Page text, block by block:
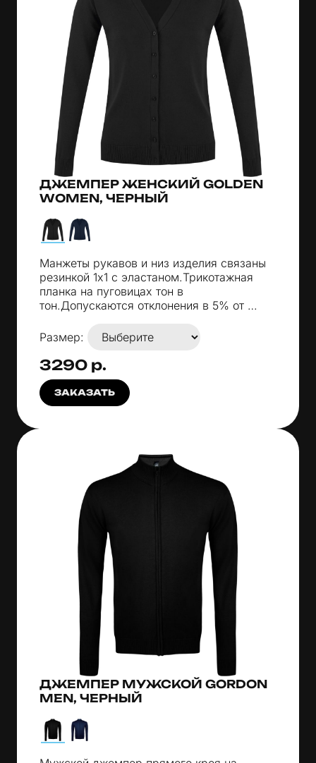
ДЖЕМПЕР ЖЕНСКИЙ GOLDEN
WOMEN, ЧЕРНЫЙ
Манжеты рукавов и низ изделия связаны
резинкой 1х1 с эластаном.Трикотажная
планка на пуговицах тон в
тон.Допускаются отклонения в 5% от …
Размер:
3290 р.
ЗАКАЗАТЬ
ДЖЕМПЕР МУЖСКОЙ GORDON
MEN, ЧЕРНЫЙ